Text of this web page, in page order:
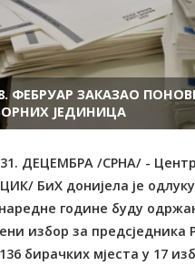
ФЕБРУАР ЗАКАЗАО
ЈЕДИНИЦА
ДЕЦЕМБРА /СРНА/ -
БиХ донијела је
године буду
избор за предсједника
бирачких мјеста у 17